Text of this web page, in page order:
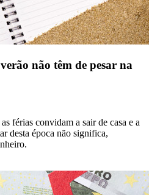
não têm de pesar na
férias convidam a sair de casa e a
desta época não significa,